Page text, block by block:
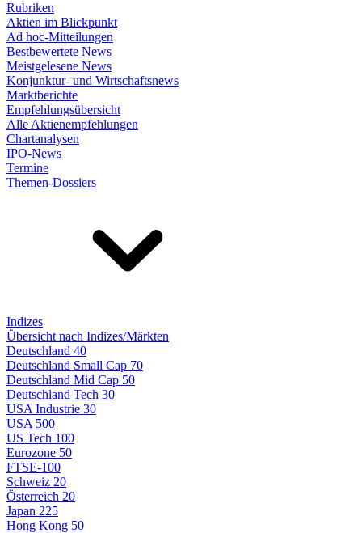
Rubriken
Aktien im Blickpunkt
Ad hoc-Mitteilungen
Bestbewertete News
Meistgelesene News
Konjunktur- und Wirtschaftsnews
Marktberichte
Empfehlungsübersicht
Alle Aktienempfehlungen
Chartanalysen
IPO-News
Termine
Themen-Dossiers
Indizes
Übersicht nach Indizes/Märkten
Deutschland 40
Deutschland Small Cap 70
Deutschland Mid Cap 50
Deutschland Tech 30
USA Industrie 30
USA 500
US Tech 100
Eurozone 50
FTSE-100
Schweiz 20
Österreich 20
Japan 225
Hong Kong 50